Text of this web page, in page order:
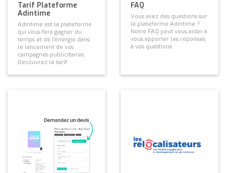
Tarif Plateforme
Adintime
Adintime est la plateforme
qui vous fera gagner du
temps et de l'énergie dans
le lancement de vos
campagnes publicitaires.
Découvrez le tarif.
FAQ
Vous avez des questions sur
la plateforme Adintime ?
Notre FAQ peut vous aider à
vous apporter les réponses
à vos questions